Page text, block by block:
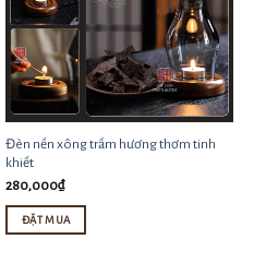
Đèn nến xông trầm hương thơm tinh
khiết
280,000₫
ĐẶT MUA